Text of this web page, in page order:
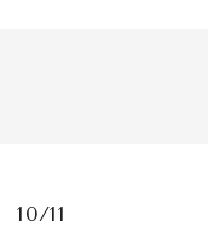
10/11